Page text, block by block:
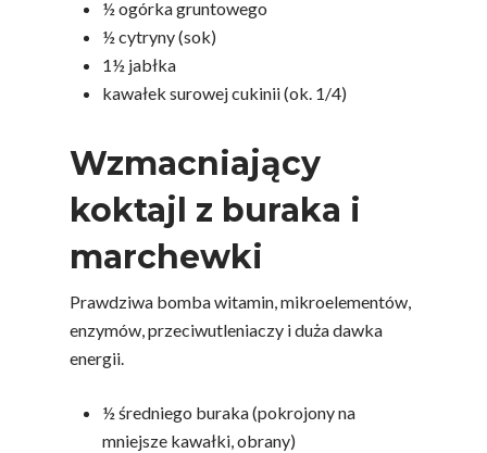
½ ogórka gruntowego
½ cytryny (sok)
1½ jabłka
kawałek surowej cukinii (ok. 1/4)
Wzmacniający
koktajl z buraka i
marchewki
Prawdziwa bomba witamin, mikroelementów,
enzymów, przeciwutleniaczy i duża dawka
energii.
½ średniego buraka (pokrojony na
mniejsze kawałki, obrany)